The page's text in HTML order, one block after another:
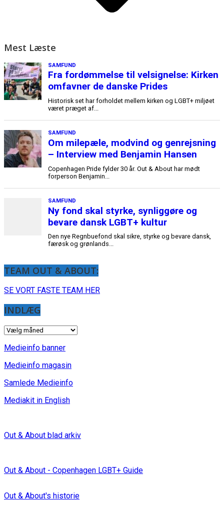
Mest Læste
TEAM OUT & ABOUT:
SE VORT FASTE TEAM HER
INDLÆG
INDLÆG
Medieinfo banner
Medieinfo magasin
Samlede Medieinfo
Mediakit in English
Out & About blad arkiv
Out & About - Copenhagen LGBT+ Guide
Out & About's historie